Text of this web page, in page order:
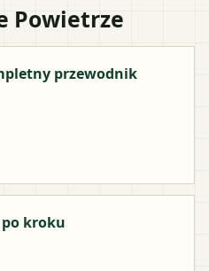
Powietrze
przewodnik
kroku